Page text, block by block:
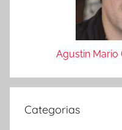
Agustin Mario
Categorias